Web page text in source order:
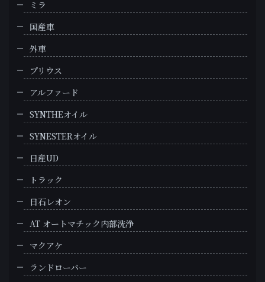
ミラ
国産車
外車
プリウス
アルファード
SYNTHEオイル
SYNESTERオイル
日産UD
トラック
日石レオン
AT オートマチック内部洗浄
マクアケ
ランドローバー